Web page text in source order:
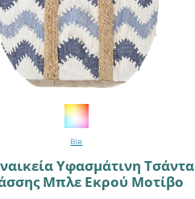
Ble
Υφασμάτινη Τσάντα
Μπλε Εκρού Μοτίβο